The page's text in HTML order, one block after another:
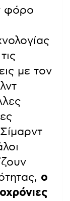
φόρο
με τον
ο